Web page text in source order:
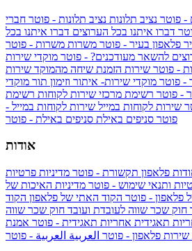
- פוטר נציב תלונות נציב תלונות - פוטר חברי
דברו איתנו בכל הערוצים דברו איתנו בכל
פלאפון בעיר - פוטר משרות משרות - פוטר
להשאר מעודכנים? - פוטר מוקדי שירות
- פוטר שירות הזמנת שיחה מהמוקד שירות
- פוטר מוקדי שירות- איתור וזימון תור מוקדי
- פוטר רשימת מרכזי שירות לקוחות רשימת
שירות לקוחות במייל שירות לקוחות במייל -
פוטר סניפים באילת סניפים באילת - פוטר
אודות
פלאפון תקשורת - פוטר מדיניות פרטיות
ותנאי שימוש - פוטר מדיניות האיכות של
פלאפון - פוטר הקוד האתי של פלאפון הקוד
חוק שכר שווה לעובדת ועובד חוק שכר שווה
תאגידית אחריות תאגידית - פוטר אמנת
פלאפון - פוטר العربية العربية - פוטר